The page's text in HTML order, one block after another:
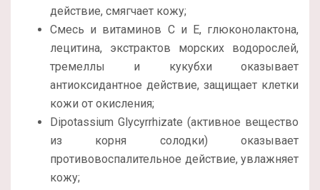
действие, смягчает кожу;
Смесь и витаминов С и Е, глюконолактона,
лецитина, экстрактов морских водорослей,
тремеллы и кукубхи оказывает
антиоксидантное действие, защищает клетки
кожи от окисления;
Dipotassium Glycyrrhizate (активное вещество
из корня солодки) оказывает
противовоспалительное действие, увлажняет
кожу;